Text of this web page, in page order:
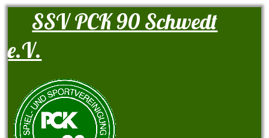
SSV PCK 90 Schwedt
e.V.